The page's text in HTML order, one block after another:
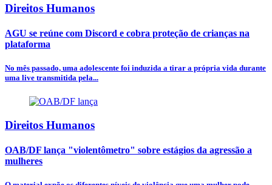
Direitos Humanos
AGU se reúne com Discord e cobra proteção de crianças na
plataforma
No mês passado, uma adolescente foi induzida a tirar a própria vida durante
uma live transmitida pela...
Direitos Humanos
OAB/DF lança "violentômetro" sobre estágios da agressão a
mulheres